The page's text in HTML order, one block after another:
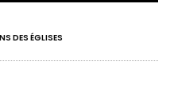
DES ÉGLISES